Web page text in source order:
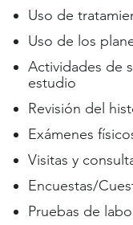
Uso de
Uso de los
Actividades de
estudio
Revisión del
Exámenes
Visitas y
Encuestas/
Pruebas de